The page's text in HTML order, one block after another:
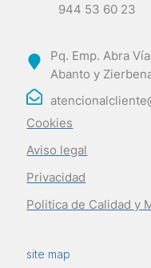
944 53 60 23
Pq. Emp. Abra
Abanto y
Cookies
Aviso legal
Privacidad
Politica de Calidad y
site map